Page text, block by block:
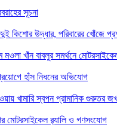
সূচনা
দুই কিশোর উদ্ধার, পরিবারের খোঁজে
খাঁন বাবলুর সমর্থনে
প্রয়োগে হাঁস নিধনের অভিযোগ
খামারি স্বপন প্রামানিক গুরুতর
মোটরসাইকেল র‍্যালি ও গণসংযোগ